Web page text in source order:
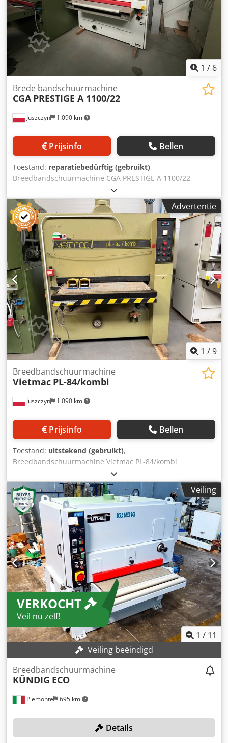
transportkosten zijn afhankelijk van de bestemming en de
wijze van transport van de machine
1 / 6
Juszczyn 1.090 km
Brede bandschuurmachine
CGA PRESTIGE A 1100/22
Prijsinfo Bellen
Toestand: reparatiebedürftig (gebruikt),
Breedbandschuurmachine CGA PRESTIGE A 1100/22
Werkbreedte 1100mm Werkhoogte 3-160mm
Doorvoersnelheid 4.5-9m/min Aantal schuurunits 2 1
metalen schuurunit 2 rubberen schuurunits Oscillatie van
de schuurunits Elektrische schuurhoogteverstelling CE-
gecertificeerd Csdpfxeqzxxzo Ak Eerf De machine wordt
verkocht zonder technische voorbereiding. Mogelijkheid
tot inspectie en service tegen voorafgaande afspraak van
kosten.
Advertentie
1 /9
Juszczyn 1.090 km
Breedbandschuurmachine
Vietmac PL-84/kombi
Prijsinfo Bellen
Toestand: uitstekend (gebruikt),
Breedbandschuurmachine Vietmac PL-84/kombi
Werkbreedte: 1100 mm Werkhoogte: 3-160 mm Aantal
units: 1 Combi-unit met schoen Hoofdmotorvermogen: 11
kW Voederingssnelheid regelbaar met variator Optische
oscillatie Crjdpfx Aox Rg Tlok Esf
Veiling
VERKOCHT
Veil nu zelf!
1 / 11
Veiling beëindigd
Piemonte 695 km
Breedbandschuurmachine
KÜNDIG ECO
Details